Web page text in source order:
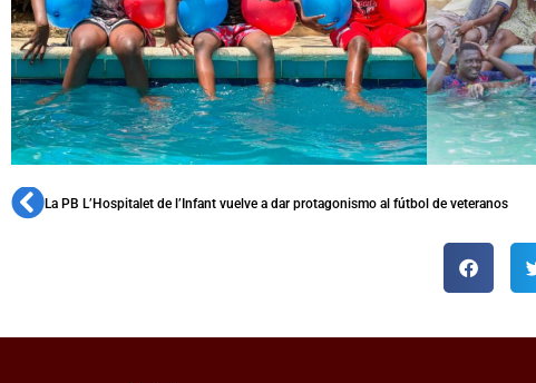
La PB L’Hospitalet de l’Infant vuelve a dar protagonismo al fútbol de veteranos